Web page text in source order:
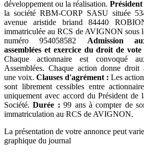
développement ou la réalisation. Président
la société RBM-CORP SASU située
avenue aristide briand 84440
immatriculée au RCS de AVIGNON sous
numéro 954058582 Admission
assemblées et exercice du droit de vote
Chaque actionnaire est convoqué
Assemblées. Chaque action donne droit
une voix. Clauses d'agrément : Les
sont librement cessibles entre
uniquement avec accord du Président de
Société.Durée : 99 ans à compter de
immatriculation au RCS de AVIGNON.
La présentation de votre annonce peut
graphique du journal